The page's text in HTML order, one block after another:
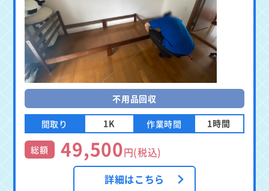
不用品回収
間取り 1K 作業時間 1時間
総額 49,500円(税込)
詳細はこちら